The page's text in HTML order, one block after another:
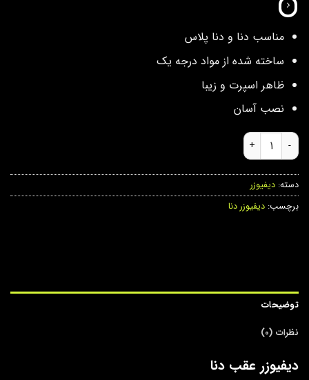
مناسب دنا و دنا پلاس
ساخته شده از مواد درجه یک
ظاهر اسپرت و زیبا
نصب آسان
دیفیوزر عقب دنا عدد
دسته: دیفیوزر
برچسب: دیفیوزر دنا
توضیحات
نظرات (0)
دیفیوزر عقب دنا